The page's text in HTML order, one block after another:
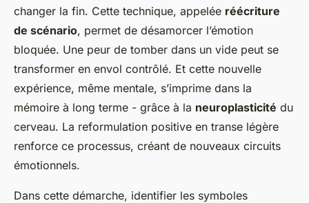
changer la fin. Cette technique, appelée réécriture
de scénario, permet de désamorcer l’émotion
bloquée. Une peur de tomber dans un vide peut se
transformer en envol contrôlé. Et cette nouvelle
expérience, même mentale, s’imprime dans la
mémoire à long terme - grâce à la neuroplasticité du
cerveau. La reformulation positive en transe légère
renforce ce processus, créant de nouveaux circuits
émotionnels.
Dans cette démarche, identifier les symboles